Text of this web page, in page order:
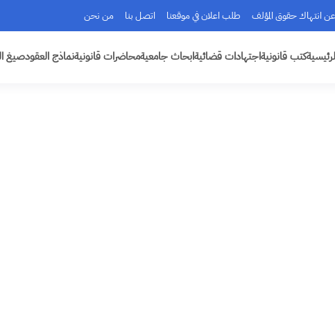
عن انتهاك حقوق المؤلف طلب اعلان في موقعنا اتصل بنا من نحن
كتب قانونيةاجتهادات قضائيةابحاث جامعيةمحاضرات قانونيةنماذج العقودصيغ